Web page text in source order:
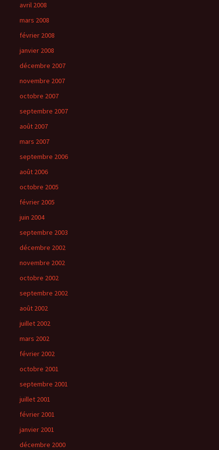
avril 2008
mars 2008
février 2008
janvier 2008
décembre 2007
novembre 2007
octobre 2007
septembre 2007
août 2007
mars 2007
septembre 2006
août 2006
octobre 2005
février 2005
juin 2004
septembre 2003
décembre 2002
novembre 2002
octobre 2002
septembre 2002
août 2002
juillet 2002
mars 2002
février 2002
octobre 2001
septembre 2001
juillet 2001
février 2001
janvier 2001
décembre 2000